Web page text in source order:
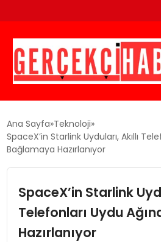
GÜNCEL
EĞITIM
EKONOMI
MAGAZIN
Ana Sayfa Teknoloji
SpaceX’in Starlink Uyduları, Akıllı
Bağlamaya Hazırlanıyor
SpaceX’in Starlink
Telefonları Uydu
Hazırlanıyor